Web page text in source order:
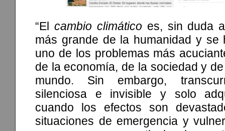
“El cambio climático es, sin duda
más grande de la humanidad y se
uno de los problemas más
de la economía, de la sociedad y
mundo. Sin embargo,
silenciosa e invisible y solo
cuando los efectos son
situaciones de emergencia y